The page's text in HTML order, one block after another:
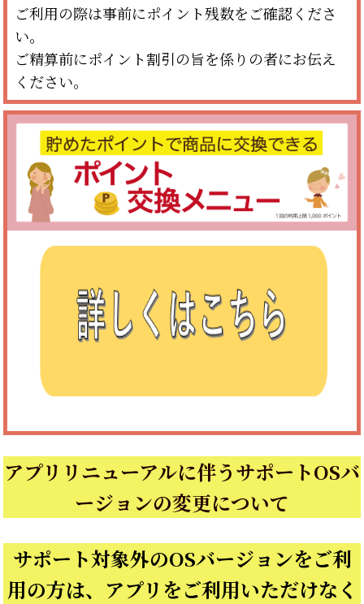
ご利用の際は事前にポイント残数をご確認くださ
い。
ご精算前にポイント割引の旨を係りの者にお伝え
ください。
アプリリニューアルに伴うサポートOSバ
ージョンの変更について
サポート対象外のOSバージョンをご利
用の方は、アプリをご利用いただけなく